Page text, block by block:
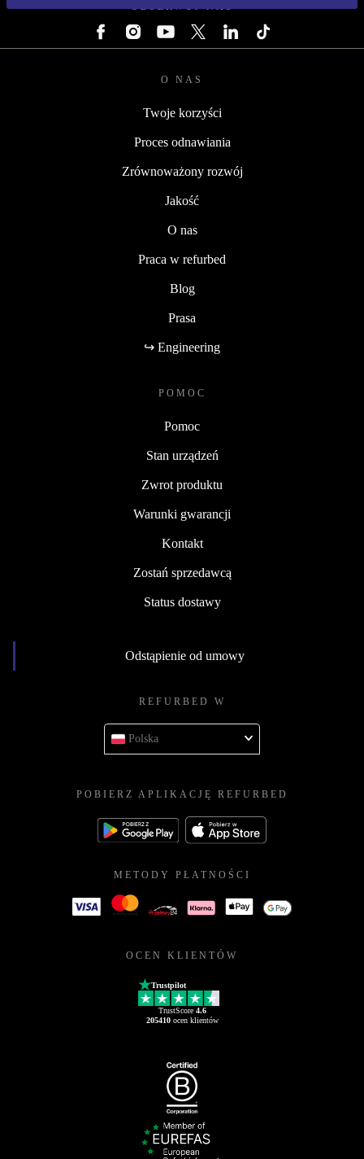
OBSERWUJ NAS
O NAS
Twoje korzyści
Proces odnawiania
Zrównoważony rozwój
Jakość
O nas
Praca w refurbed
Blog
Prasa
↪ Engineering
POMOC
Pomoc
Stan urządzeń
Zwrot produktu
Warunki gwarancji
Kontakt
Zostań sprzedawcą
Status dostawy
Odstąpienie od umowy
REFURBED W
Polska
POBIERZ APLIKACJĘ REFURBED
METODY PŁATNOŚCI
OCEN KLIENTÓW
Trustpilot
TrustScore 4.6
205410ocen klientów